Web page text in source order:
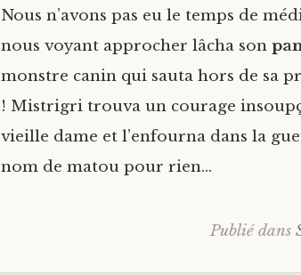
Nous n’avons pas eu le temps de
nous voyant approcher lâcha son
monstre canin qui sauta hors de sa
! Mistrigri trouva un courage
vieille dame et l’enfourna dans la
nom de matou pour rien…
Publié dans